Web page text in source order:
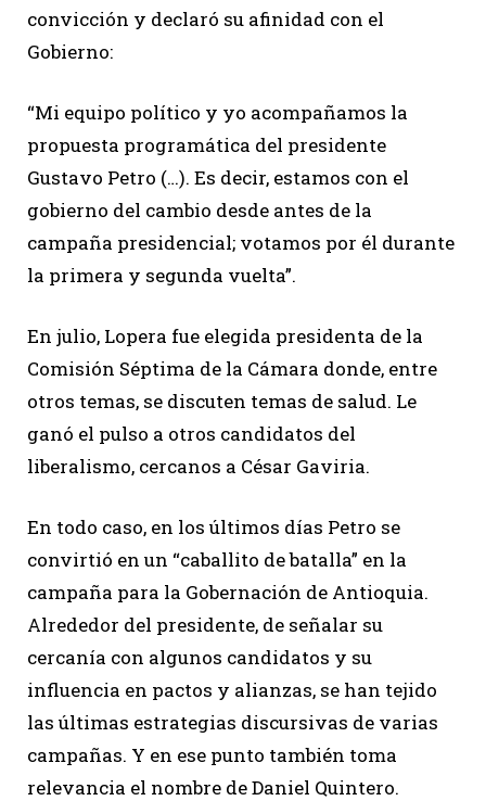
convicción y declaró su afinidad con el
Gobierno:
“Mi equipo político y yo acompañamos la
propuesta programática del presidente
Gustavo Petro (…). Es decir, estamos con el
gobierno del cambio desde antes de la
campaña presidencial; votamos por él durante
la primera y segunda vuelta”.
En julio, Lopera fue elegida presidenta de la
Comisión Séptima de la Cámara donde, entre
otros temas, se discuten temas de salud. Le
ganó el pulso a otros candidatos del
liberalismo, cercanos a César Gaviria.
En todo caso, en los últimos días Petro se
convirtió en un “caballito de batalla” en la
campaña para la Gobernación de Antioquia.
Alrededor del presidente, de señalar su
cercanía con algunos candidatos y su
influencia en pactos y alianzas, se han tejido
las últimas estrategias discursivas de varias
campañas. Y en ese punto también toma
relevancia el nombre de Daniel Quintero.